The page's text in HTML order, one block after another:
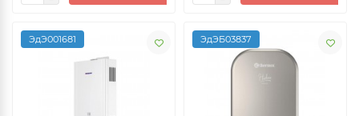
ЭдЭ001681 ЭдЭБ03837